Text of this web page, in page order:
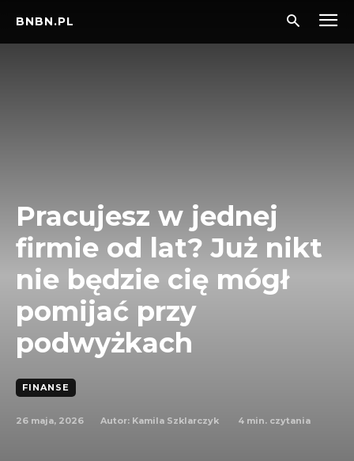
BNBN.PL
Pracujesz w jednej
firmie od lat? Już nikt
nie będzie cię mógł
pomijać przy
podwyżkach
FINANSE
26 maja, 2026 Autor: Kamila Szklarczyk 4 min. czytania